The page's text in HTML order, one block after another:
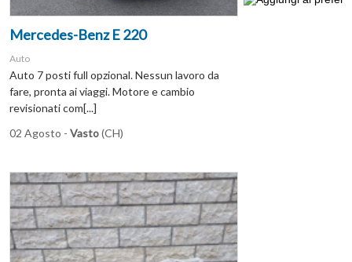
Mercedes-Benz E 220
Auto
Auto 7 posti full opzional. Nessun lavoro da
fare, pronta ai viaggi. Motore e cambio
revisionati com[...]
02 Agosto - Vasto(CH)